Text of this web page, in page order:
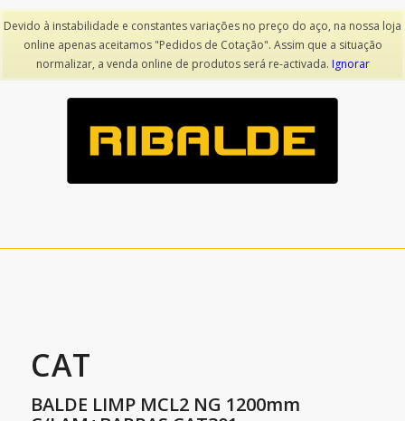
Devido à instabilidade e constantes variações no preço do aço, na nossa loja
online apenas aceitamos "Pedidos de Cotação". Assim que a situação
normalizar, a venda online de produtos será re-activada. Ignorar
voltar
CAT
BALDE LIMP MCL2 NG 1200mm